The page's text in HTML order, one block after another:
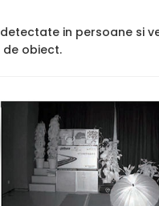
in persoane si
obiect.